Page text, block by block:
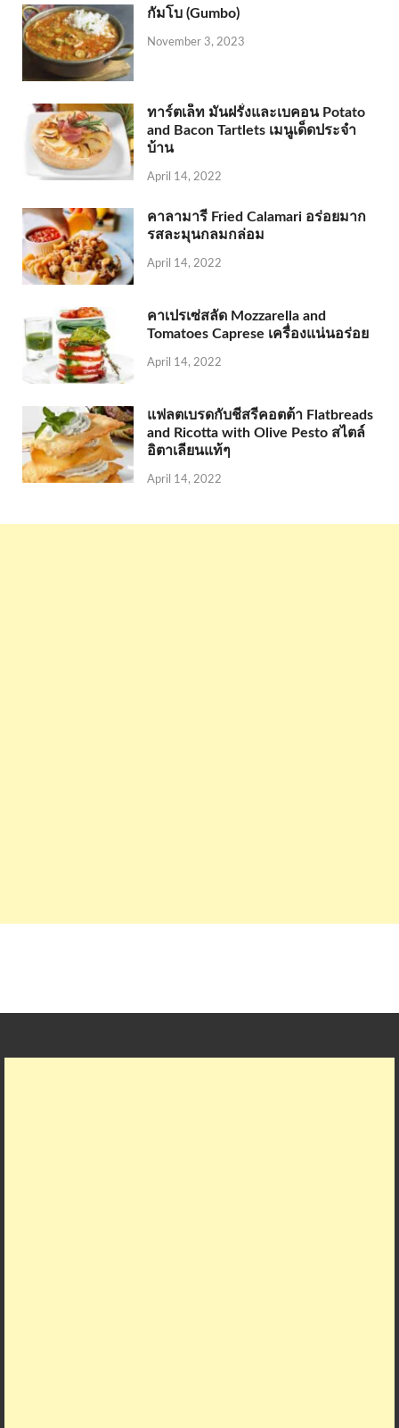
กัมโบ (Gumbo)
November 3, 2023
ทาร์ตเล็ท มันฝรั่งและเบคอน Potato
and Bacon Tartlets เมนูเด็ดประจำ
บ้าน
April 14, 2022
คาลามารี Fried Calamari อร่อยมาก
รสละมุนกลมกล่อม
April 14, 2022
คาเปรเซ่สลัด Mozzarella and
Tomatoes Caprese เครื่องแน่นอร่อย
April 14, 2022
แฟลตเบรดกับชีสรีคอตต้า Flatbreads
and Ricotta with Olive Pesto สไตล์
อิตาเลียนแท้ๆ
April 14, 2022